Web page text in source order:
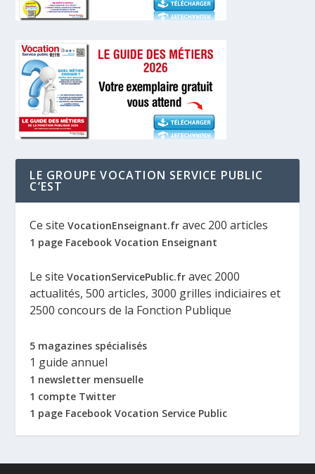
LE GROUPE VOCATION SERVICE PUBLIC
C’EST
Ce siteVocationEnseignant.fr avec 200 articles
1 page Facebook Vocation Enseignant
Le siteVocationServicePublic.fr avec 2000
actualités, 500 articles, 3000 grilles indiciaires et
2500 concours de la Fonction Publique
5 magazines spécialisés
1 guide annuel
1 newsletter mensuelle
1 compte Twitter
1 page Facebook Vocation Service Public